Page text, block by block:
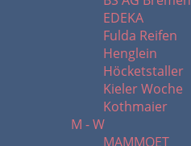
EDEKA
Fulda Reifen
Henglein
Höcketstaller
Kieler Woche
Kothmaier
M - W
MAMMOET